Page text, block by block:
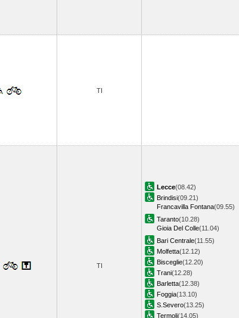
TI
TI
Lecce(08.42)
Brindisi(09.21)
Francavilla Fontana(09.55)
Taranto(10.28)
Gioia Del Colle(11.04)
Bari Centrale(11.55)
Molfetta(12.12)
Bisceglie(12.20)
Trani(12.28)
Barletta(12.38)
Foggia(13.10)
S.Severo(13.25)
Termoli(14.05)